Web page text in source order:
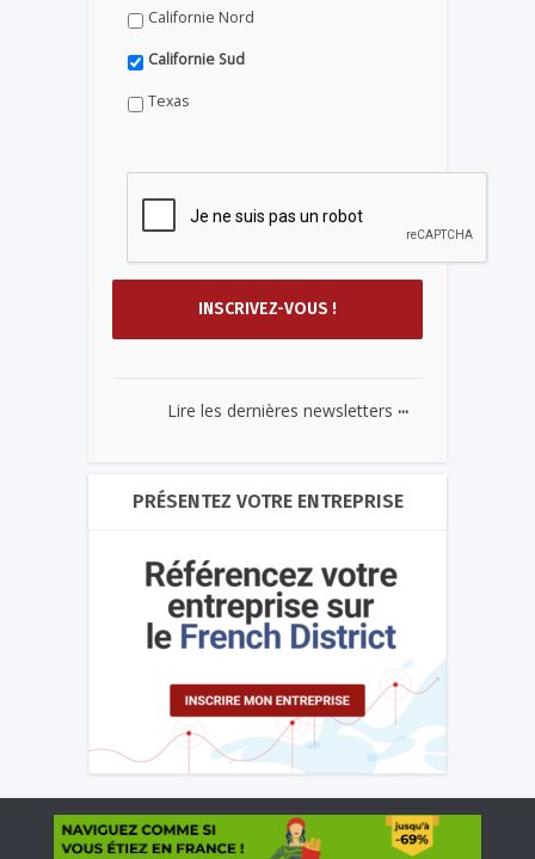
Californie Nord
Californie Sud
Texas
Lire les dernières newsletters ...
PRÉSENTEZ VOTRE ENTREPRISE